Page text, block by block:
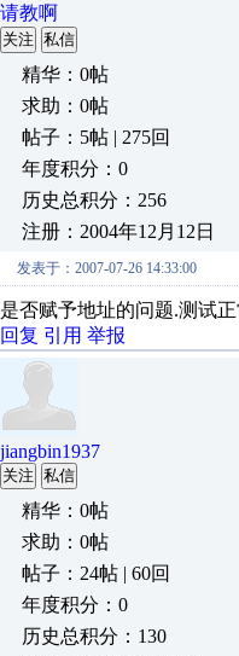
请教啊
关注 私信
精华：0帖
求助：0帖
帖子：5帖 | 275回
年度积分：0
历史总积分：256
注册：2004年12月12日
发表于：2007-07-26 14:33:00
是否赋予地址的问题.测试
回复 引用 举报
jiangbin1937
关注 私信
精华：0帖
求助：0帖
帖子：24帖 | 60回
年度积分：0
历史总积分：130